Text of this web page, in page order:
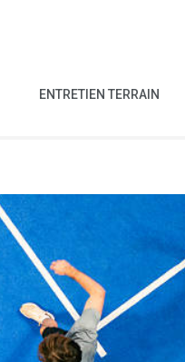
ENTRETIEN TERRAIN